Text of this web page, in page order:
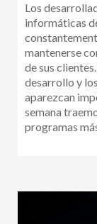
Los
informáticas
mantenerse
de sus
desarrollo y
aparezcan
semana
programas